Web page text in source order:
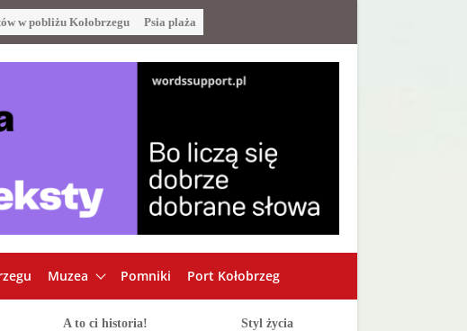
w pobliżu Kołobrzegu Psia plaża
Muzea Pomniki Port Kołobrzeg
A to ci historia! Styl życia